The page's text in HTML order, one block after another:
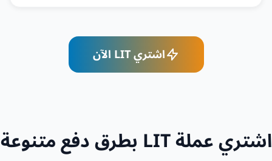
اشتري LIT الآن
اشتري عملة LIT بطرق دفع متنوعة